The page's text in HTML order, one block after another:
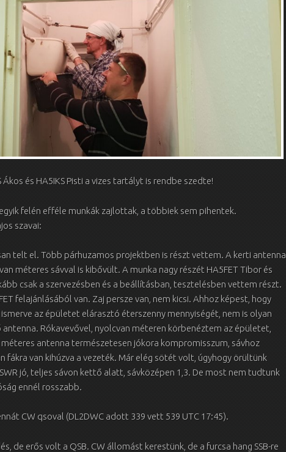
Ákos és HA5IKS Pisti a vizes tartályt is rendbe szedte!
felén efféle munkák zajlottak, a többiek sem pihentek.
szavai:
telt el. Több párhuzamos projektben is részt vettem. A kerti antenna
méteres sávval is kibővült. A munka nagy részét HA5FET Tibor és
csak a szervezésben és a beállításban, tesztelésben vettem részt.
felajánlásából van. Zaj persze van, nem kicsi. Ahhoz képest, hogy
az épületet elárasztó éterszenny mennyiségét, nem is olyan
antenna. Rókavevővel, nyolcvan méteren körbenéztem az épületet,
antenna természetesen jókora kompromisszum, sávhoz
fákra van kihúzva a vezeték. Már elég sötét volt, úgyhogy örültünk
jó, teljes sávon kettő alatt, sávközépen 1,3. De most nem tudtunk
ennél rosszabb.
CW qsoval (DL2DWC adott 339 vett 539 UTC 17:45).
de erős volt a QSB. CW állomást kerestünk, de a furcsa hang SSB-re